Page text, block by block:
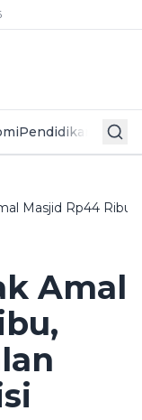
Pendidikan Politik
Masjid Rp44
Amal